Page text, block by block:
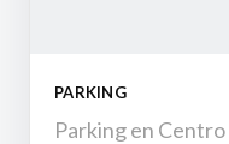
PARKING
Parking en Centro